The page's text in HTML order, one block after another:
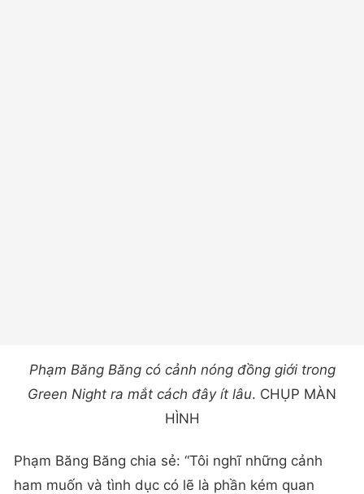
Phạm Băng Băng có cảnh nóng đồng giới trong
Green Night ra mắt cách đây ít lâu. CHỤP MÀN
HÌNH
Phạm Băng Băng chia sẻ: “Tôi nghĩ những cảnh
ham muốn và tình dục có lẽ là phần kém quan